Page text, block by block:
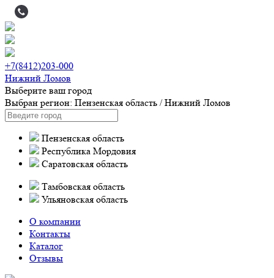
+7(8412)203-000
Нижний Ломов
Выберите ваш город
Выбран регион: Пензенская область /Нижний Ломов
Пензенская область
Республика Мордовия
Саратовская область
Тамбовская область
Ульяновская область
О компании
Контакты
Каталог
Отзывы